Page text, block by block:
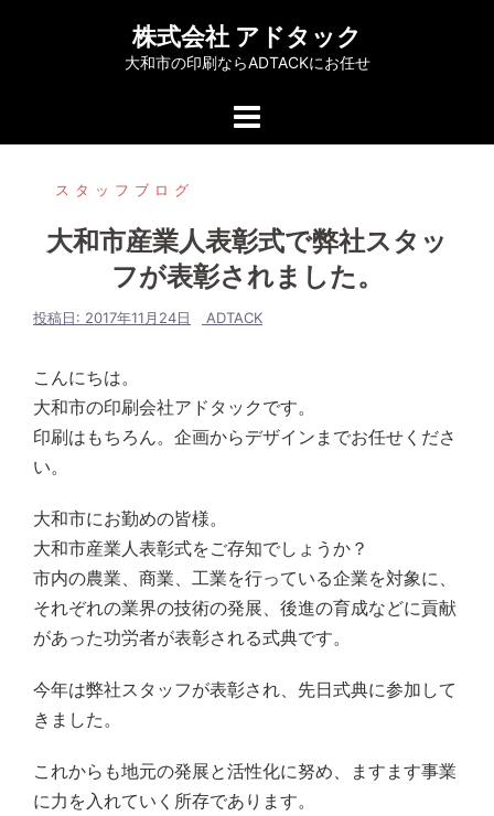
株式会社 アドタック
大和市の印刷ならADTACKにお任せ
スタッフブログ
大和市産業人表彰式で弊社スタッ
フが表彰されました。
投稿日: 2017年11月24日 ADTACK
こんにちは。
大和市の印刷会社アドタックです。
印刷はもちろん。企画からデザインまでお任せくださ
い。
大和市にお勤めの皆様。
大和市産業人表彰式をご存知でしょうか？
市内の農業、商業、工業を行っている企業を対象に、
それぞれの業界の技術の発展、後進の育成などに貢献
があった功労者が表彰される式典です。
今年は弊社スタッフが表彰され、先日式典に参加して
きました。
これからも地元の発展と活性化に努め、ますます事業
に力を入れていく所存であります。